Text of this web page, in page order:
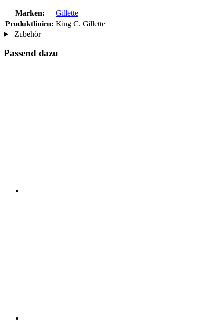
Marken:
Gillette
Produktlinien: King C. Gillette
Zubehör
Passend dazu